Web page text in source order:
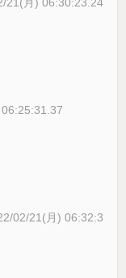
02/21(月) 06:32:3